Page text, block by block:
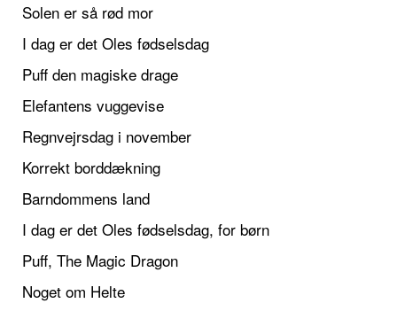
Solen er så rød mor
I dag er det Oles fødselsdag
Puff den magiske drage
Elefantens vuggevise
Regnvejrsdag i november
Korrekt borddækning
Barndommens land
I dag er det Oles fødselsdag, for børn
Puff, The Magic Dragon
Noget om Helte